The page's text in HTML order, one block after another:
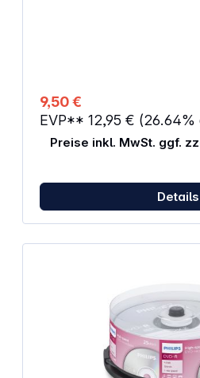
9,50 €
EVP** 12,95 € (26.64%
Preise inkl. MwSt. ggf.
Details